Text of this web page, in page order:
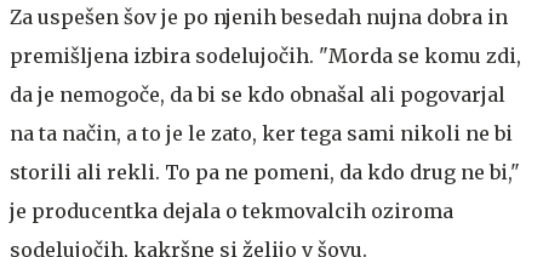
Za uspešen šov je po njenih besedah nujna dobra in
premišljena izbira sodelujočih. "Morda se komu zdi,
da je nemogoče, da bi se kdo obnašal ali pogovarjal
na ta način, a to je le zato, ker tega sami nikoli ne bi
storili ali rekli. To pa ne pomeni, da kdo drug ne bi,"
je producentka dejala o tekmovalcih oziroma
sodelujočih, kakršne si želijo v šovu.